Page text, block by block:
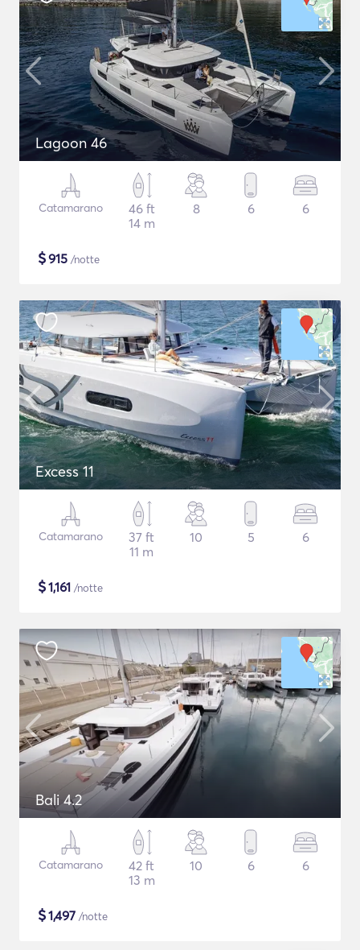
Lagoon 46
Catamarano
46 ft
14 m
8 6 6
$915 /notte
Excess 11
Catamarano
37 ft
11 m
10 5 6
$1,161 /notte
Bali 4.2
Catamarano
42 ft
13 m
10 6 6
$1,497 /notte